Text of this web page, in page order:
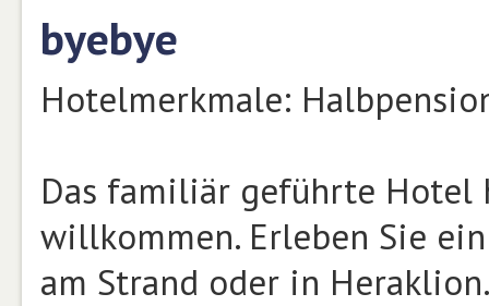
byebye
Hotelmerkmale:
Das familiär geführte Hotel
willkommen. Erleben Sie
am Strand oder in